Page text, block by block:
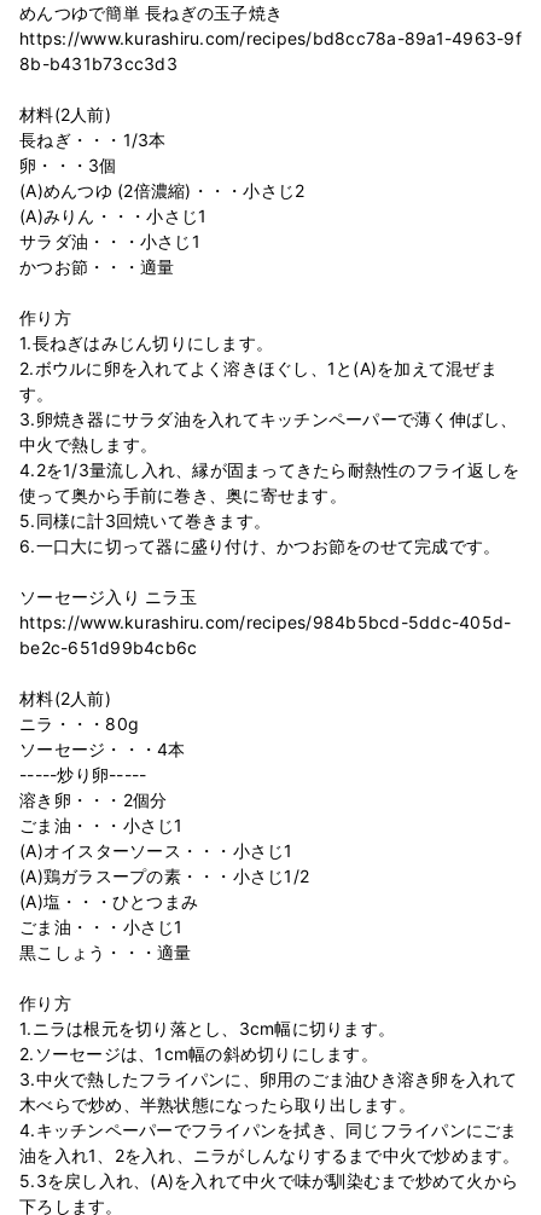
めんつゆで簡単 長ねぎの玉子焼き
https://www.kurashiru.com/recipes/bd8cc78a-89a1-4963-9f
8b-b431b73cc3d3
材料(2人前)
長ねぎ・・・1/3本
卵・・・3個
(A)めんつゆ (2倍濃縮)・・・小さじ2
(A)みりん・・・小さじ1
サラダ油・・・小さじ1
かつお節・・・適量
作り方
1.長ねぎはみじん切りにします。
2.ボウルに卵を入れてよく溶きほぐし、1と(A)を加えて混ぜま
す。
3.卵焼き器にサラダ油を入れてキッチンペーパーで薄く伸ばし、
中火で熱します。
4.2を1/3量流し入れ、縁が固まってきたら耐熱性のフライ返しを
使って奥から手前に巻き、奥に寄せます。
5.同様に計3回焼いて巻きます。
6.一口大に切って器に盛り付け、かつお節をのせて完成です。
ソーセージ入り ニラ玉
https://www.kurashiru.com/recipes/984b5bcd-5ddc-405d-
be2c-651d99b4cb6c
材料(2人前)
ニラ・・・80g
ソーセージ・・・4本
-----炒り卵-----
溶き卵・・・2個分
ごま油・・・小さじ1
(A)オイスターソース・・・小さじ1
(A)鶏ガラスープの素・・・小さじ1/2
(A)塩・・・ひとつまみ
ごま油・・・小さじ1
黒こしょう・・・適量
作り方
1.ニラは根元を切り落とし、3cm幅に切ります。
2.ソーセージは、1cm幅の斜め切りにします。
3.中火で熱したフライパンに、卵用のごま油ひき溶き卵を入れて
木べらで炒め、半熟状態になったら取り出します。
4.キッチンペーパーでフライパンを拭き、同じフライパンにごま
油を入れ1、2を入れ、ニラがしんなりするまで中火で炒めます。
5.3を戻し入れ、(A)を入れて中火で味が馴染むまで炒めて火から
下ろします。